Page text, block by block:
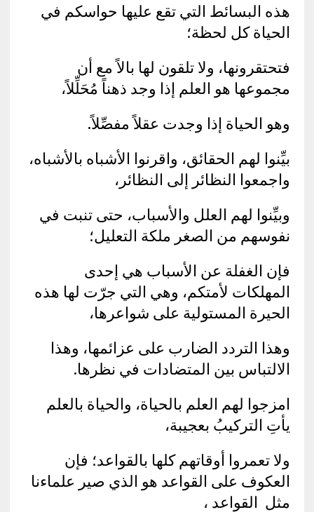
هذه البسائط التي تقع عليها حواسكم في
الحياة كل لحظة؛
فتحتقرونها، ولا تلقون لها بالاً مع أن
مجموعها هو العلم إذا وجد ذهناً مُحَلِّلاً،
وهو الحياة إذا وجدت عقلاً مفصِّلاً.
بيِّنوا لهم الحقائق، واقرنوا الأشباه بالأشباه،
واجمعوا النظائر إلى النظائر،
وبيِّنوا لهم العلل والأسباب، حتى تنبت في
نفوسهم من الصغر ملكة التعليل؛
فإن الغفلة عن الأسباب هي إحدى
المهلكات لأمتكم، وهي التي جرّت لها هذه
الحيرة المستولية على شواعرها،
وهذا التردد الضارب على عزائمها، وهذا
الالتباس بين المتضادات في نظرها.
امزجوا لهم العلم بالحياة، والحياة بالعلم
يأتِ التركيبُ بعجيبة،
ولا تعمروا أوقاتهم كلها بالقواعد؛ فإن
العكوف على القواعد هو الذي صير علماءنا
مثل القواعد ،